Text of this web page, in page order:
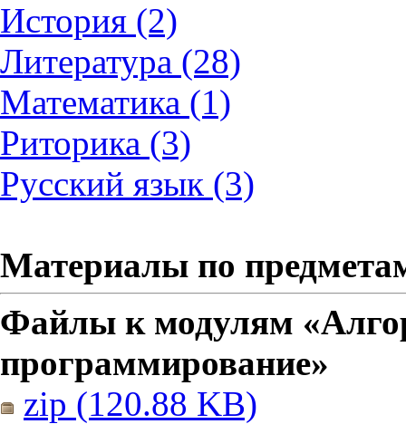
История (2)
Литература (28)
Математика (1)
Риторика (3)
Русский язык (3)
Материалы по
Файлы к модулям
программирование»
zip (120.88 KB)